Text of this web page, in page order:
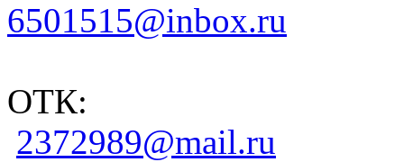
6501515@inbox.ru
ОТК:
2372989@mail.ru